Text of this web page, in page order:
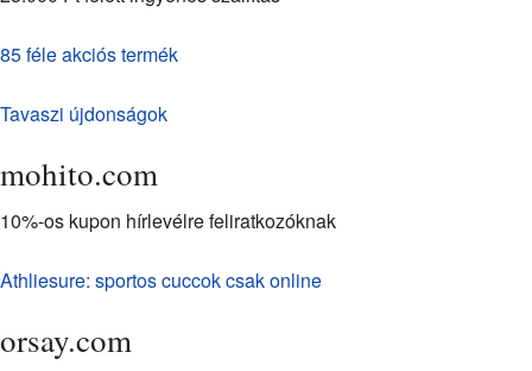
85 féle akciós termék
Tavaszi újdonságok
mohito.com
10%-os kupon hírlevélre feliratkozóknak
Athliesure: sportos cuccok csak online
orsay.com